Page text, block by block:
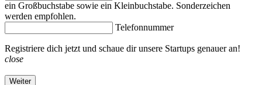
ein Großbuchstabe sowie ein Kleinbuchstabe. Sonderzeichen
werden empfohlen.
Telefonnummer
Registriere dich jetzt und schaue dir unsere Startups genauer an!
close
Weiter